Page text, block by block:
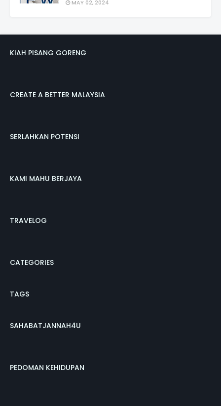
MAY 02, 2024
KIAH PISANG GORENG
CREATE A BETTER MALAYSIA
SERLAHKAN POTENSI
KAMI MAHU BERJAYA
TRAVELOG
CATEGORIES
TAGS
SAHABATJANNAH4U
PEDOMAN KEHIDUPAN